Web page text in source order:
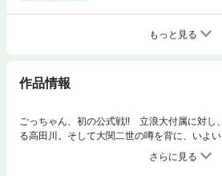
もっと見る
作品情報
ごっちゃん、初の公式戦!! 立浪大付属に対し
る高田川。そして大関二世の噂を背に、いよ
場!! だが立ち合い開始直後、ごっちゃんの体